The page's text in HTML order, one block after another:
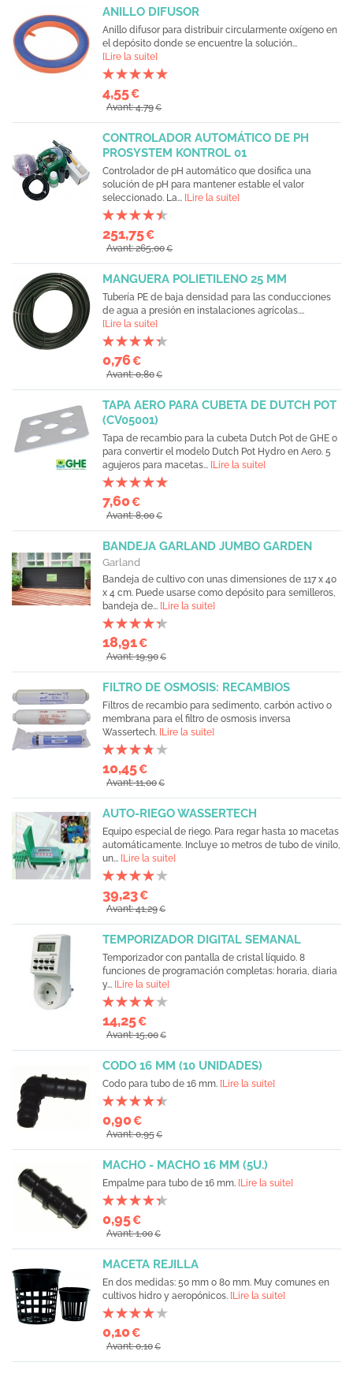
ANILLO DIFUSOR
Anillo difusor para distribuir circularmente oxígeno en
el depósito donde se encuentre la solución...
[Lire la suite]
4,55€
Avant: 4,79€
CONTROLADOR AUTOMÁTICO DE PH
PROSYSTEM KONTROL 01
Controlador de pH automático que dosifica una
solución de pH para mantener estable el valor
seleccionado. La... [Lire la suite]
251,75€
Avant: 265,00€
MANGUERA POLIETILENO 25 MM
Tubería PE de baja densidad para las conducciones
de agua a presión en instalaciones agrícolas....
[Lire la suite]
0,76€
Avant: 0,80€
TAPA AERO PARA CUBETA DE DUTCH POT
(CV05001)
Tapa de recambio para la cubeta Dutch Pot de GHE o
para convertir el modelo Dutch Pot Hydro en Aero. 5
agujeros para macetas... [Lire la suite]
7,60€
Avant: 8,00€
BANDEJA GARLAND JUMBO GARDEN
Garland
Bandeja de cultivo con unas dimensiones de 117 x 40
x 4 cm. Puede usarse como depósito para semilleros,
bandeja de... [Lire la suite]
18,91€
Avant: 19,90€
FILTRO DE OSMOSIS: RECAMBIOS
Filtros de recambio para sedimento, carbón activo o
membrana para el filtro de osmosis inversa
Wassertech. [Lire la suite]
10,45€
Avant: 11,00€
AUTO-RIEGO WASSERTECH
Equipo especial de riego. Para regar hasta 10 macetas
automáticamente. Incluye 10 metros de tubo de vinilo,
un... [Lire la suite]
39,23€
Avant: 41,29€
TEMPORIZADOR DIGITAL SEMANAL
Temporizador con pantalla de cristal líquido. 8
funciones de programación completas: horaria, diaria
y... [Lire la suite]
14,25€
Avant: 15,00€
CODO 16 MM (10 UNIDADES)
Codo para tubo de 16 mm. [Lire la suite]
0,90€
Avant: 0,95€
MACHO - MACHO 16 MM (5U.)
Empalme para tubo de 16 mm. [Lire la suite]
0,95€
Avant: 1,00€
MACETA REJILLA
En dos medidas: 50 mm o 80 mm. Muy comunes en
cultivos hidro y aeropónicos. [Lire la suite]
0,10€
Avant: 0,10€